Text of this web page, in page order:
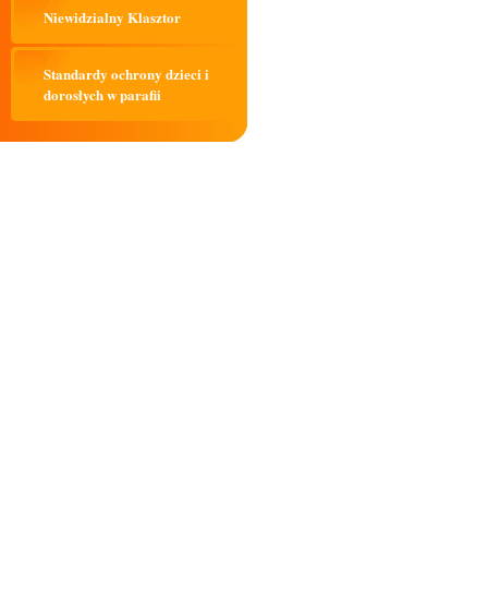
Niewidzialny Klasztor
Standardy ochrony dzieci i
dorosłych w parafii